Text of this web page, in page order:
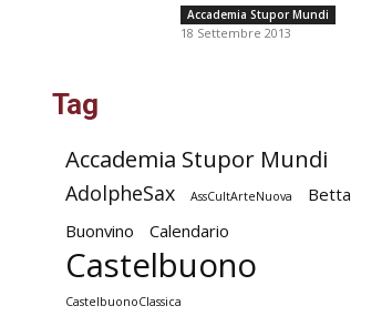
Accademia Stupor Mundi
18 Settembre 2013
Tag
Accademia Stupor Mundi
AdolpheSax AssCultArteNuova
Betta
Buonvino
Calendario
Castelbuono
CastelbuonoClassica